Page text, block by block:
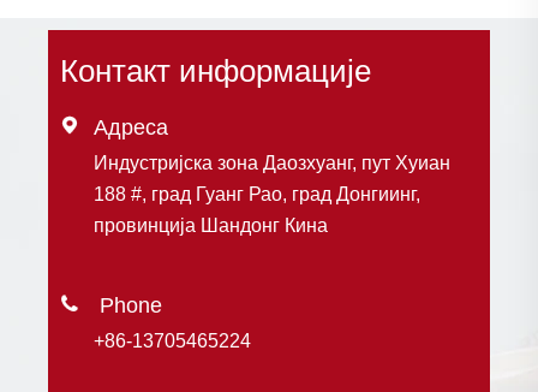
Контакт информације
 Адреса
Индустријска зона Даозхуанг, пут Хуиан
188 #, град Гуанг Рао, град Донгиинг,
провинција Шандонг Кина

+86-13705465224